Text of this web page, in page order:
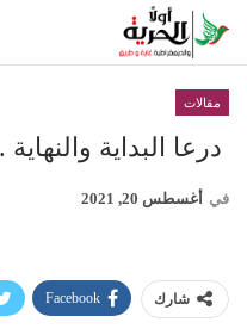
مقالات
درعا البداية
في أغسطس 20, 2021
شارك Facebook